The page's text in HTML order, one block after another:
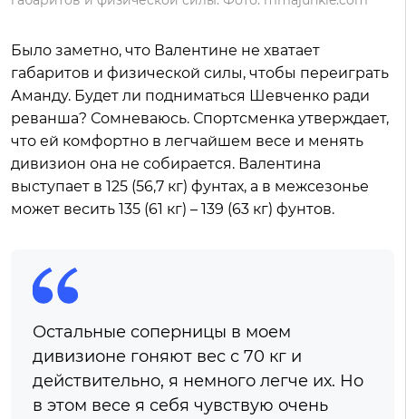
Было заметно, что Валентине не хватает
габаритов и физической силы, чтобы переиграть
Аманду. Будет ли подниматься Шевченко ради
реванша? Сомневаюсь. Спортсменка утверждает,
что ей комфортно в легчайшем весе и менять
дивизион она не собирается. Валентина
выступает в 125 (56,7 кг) фунтах, а в межсезонье
может весить 135 (61 кг) – 139 (63 кг) фунтов.
Остальные соперницы в моем
дивизионе гоняют вес с 70 кг и
действительно, я немного легче их. Но
в этом весе я себя чувствую очень